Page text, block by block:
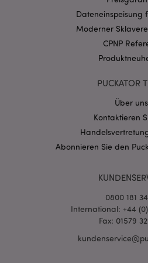
Dateneinspeisung
Moderner
CPNP
PUCKATOR
Über uns
Kontaktieren
Abonnieren Sie den
0800 181
International: +44 (0)
Fax: 01579
CookieScriptConsent
mage-cache-storage-section-